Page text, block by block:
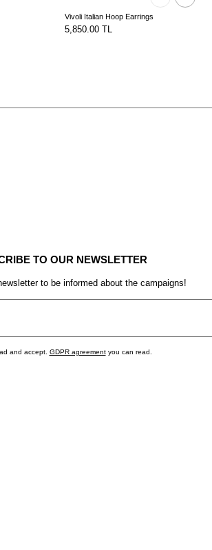
Vivoli Italian Hoop Earrings
5,850.00 TL
TO OUR NEWSLETTER
to be informed about the campaigns!
and accept. GDPR agreementyou can read.